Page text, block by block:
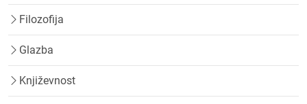
Filozofija
Glazba
Književnost